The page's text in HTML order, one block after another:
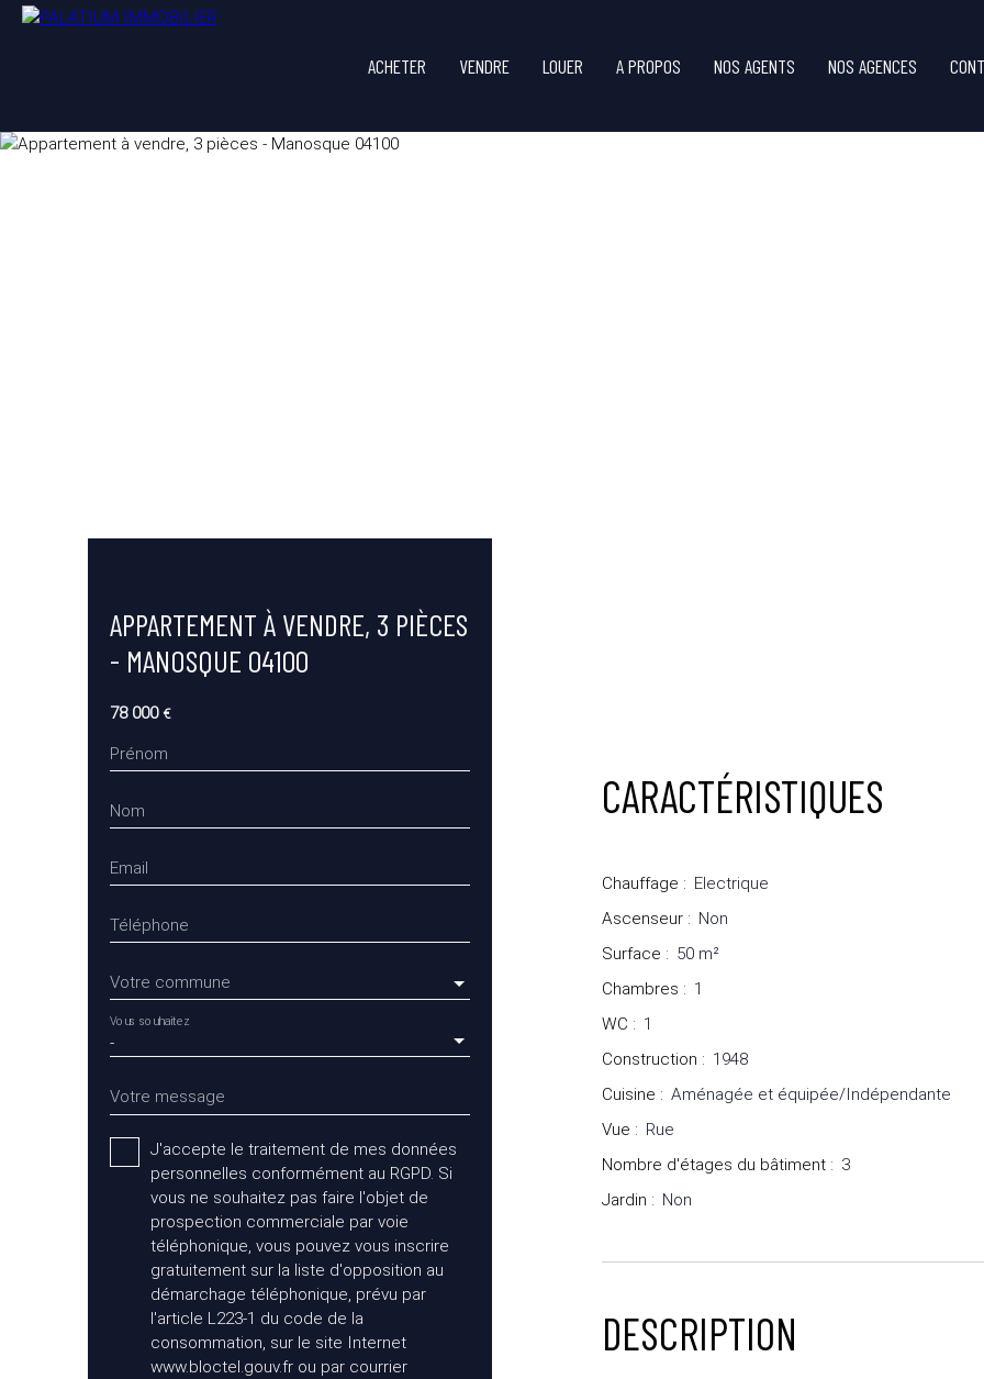
ACHETER VENDRE LOUER A PROPOS NOS AGENTS NOS AGENCES
APPARTEMENT À VENDRE, 3 PIÈCES
- MANOSQUE 04100
78 000 €
Prénom
Nom
Email
Téléphone
Votre commune
-
Vous souhaitez
Votre message
J'accepte le traitement de mes données
personnelles conformément au RGPD. Si
vous ne souhaitez pas faire l'objet de
prospection commerciale par voie
téléphonique, vous pouvez vous inscrire
gratuitement sur la liste d'opposition au
démarchage téléphonique, prévu par
l'article L223-1 du code de la
consommation, sur le site Internet
www.bloctel.gouv.fr ou par courrier
CARACTÉRISTIQUES
Chauffage : Electrique
Ascenseur : Non
Surface : 50 m²
Chambres : 1
WC : 1
Construction : 1948
Cuisine : Aménagée et équipée/Indépendante
Vue : Rue
Nombre d'étages du bâtiment : 3
Jardin : Non
DESCRIPTION